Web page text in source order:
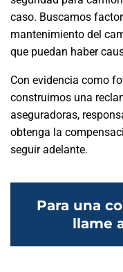
caso. Buscamos
mantenimiento del
que puedan haber
Con evidencia como
construimos una
aseguradoras,
obtenga la
seguir adelante.
Para una
llame